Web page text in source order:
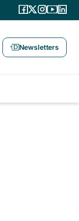
Newsletters